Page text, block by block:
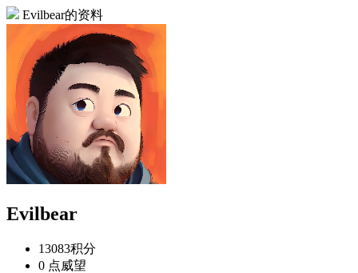
Evilbear的资料
Evilbear
13083积分
0 点威望